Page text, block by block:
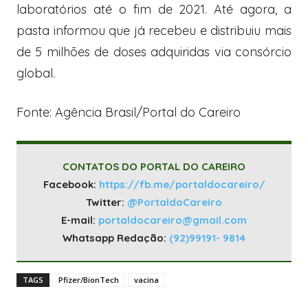
laboratórios até o fim de 2021. Até agora, a
pasta informou que já recebeu e distribuiu mais
de 5 milhões de doses adquiridas via consórcio
global.
Fonte: Agência Brasil/Portal do Careiro
CONTATOS DO PORTAL DO CAREIRO
Facebook: https://fb.me/portaldocareiro/
Twitter: @PortaldoCareiro
E-mail: portaldocareiro@gmail.com
Whatsapp Redação: (92)99191- 9814
TAGS Pfizer/BionTech vacina